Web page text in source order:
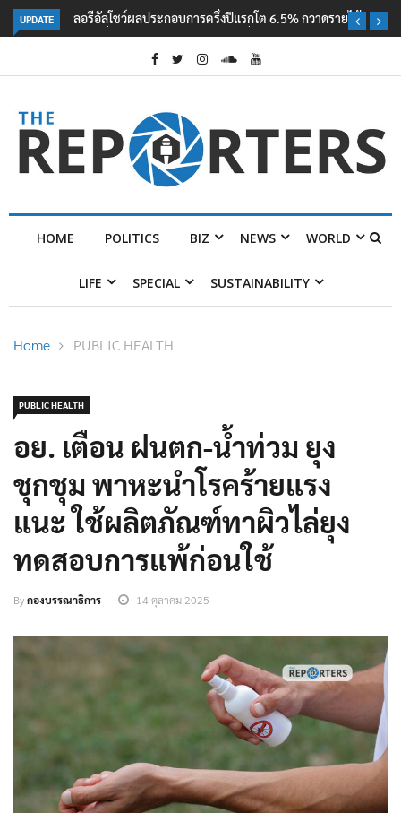
UPDATE
ลอรีอัลโชว์ผลประกอบการครึ่งปีแรกโต 6.5% กวาดรายได้ 2.3 หมื่นล้านยูโร
คว้าไลเซนส์ ‘กุชชี่’ 50 ปี พร้อมส่ง 4 แบรนด์ใหม่บุกตลาดไทย
POLITICS BIZ NEWS WORLD
PUBLIC HEALTH
อย. เตือน ฝนตก-น้ำท่วม ยุง
ชุกชุม พาหะนำโรคร้ายแรง
แนะ ใช้ผลิตภัณฑ์ทาผิวไล่ยุง
ทดสอบการแพ้ก่อนใช้
Byกองบรรณาธิการ 14 ตุลาคม 2025